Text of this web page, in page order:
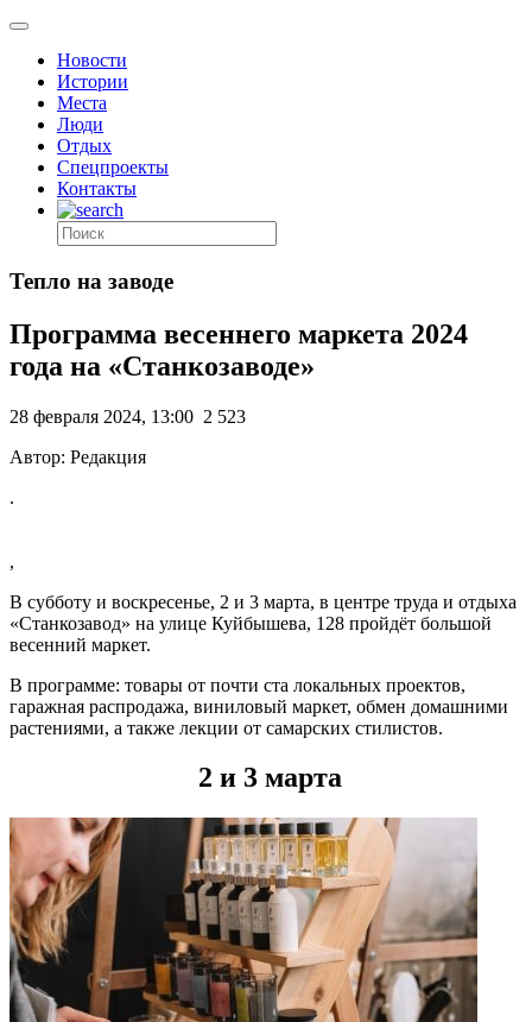
Новости
Истории
Места
Люди
Отдых
Спецпроекты
Контакты
Тепло на заводе
Программа весеннего маркета 2024
года на «Станкозаводе»
28 февраля 2024, 13:00 2 523
Автор: Редакция
.
,
В субботу и воскресенье, 2 и 3 марта, в центре труда и отдыха
«Станкозавод» на улице Куйбышева, 128 пройдёт большой
весенний маркет.
В программе: товары от почти ста локальных проектов,
гаражная распродажа, виниловый маркет, обмен домашними
растениями, а также лекции от самарских стилистов.
2 и 3 марта